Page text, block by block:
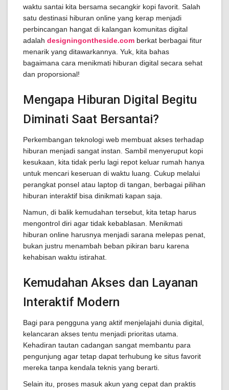
waktu santai kita bersama secangkir kopi favorit. Salah
satu destinasi hiburan online yang kerap menjadi
perbincangan hangat di kalangan komunitas digital
adalah designingontheside.com berkat berbagai fitur
menarik yang ditawarkannya. Yuk, kita bahas
bagaimana cara menikmati hiburan digital secara sehat
dan proporsional!
Mengapa Hiburan Digital Begitu
Diminati Saat Bersantai?
Perkembangan teknologi web membuat akses terhadap
hiburan menjadi sangat instan. Sambil menyeruput kopi
kesukaan, kita tidak perlu lagi repot keluar rumah hanya
untuk mencari keseruan di waktu luang. Cukup melalui
perangkat ponsel atau laptop di tangan, berbagai pilihan
hiburan interaktif bisa dinikmati kapan saja.
Namun, di balik kemudahan tersebut, kita tetap harus
mengontrol diri agar tidak kebablasan. Menikmati
hiburan online harusnya menjadi sarana melepas penat,
bukan justru menambah beban pikiran baru karena
kehabisan waktu istirahat.
Kemudahan Akses dan Layanan
Interaktif Modern
Bagi para pengguna yang aktif menjelajahi dunia digital,
kelancaran akses tentu menjadi prioritas utama.
Kehadiran tautan cadangan sangat membantu para
pengunjung agar tetap dapat terhubung ke situs favorit
mereka tanpa kendala teknis yang berarti.
Selain itu, proses masuk akun yang cepat dan praktis